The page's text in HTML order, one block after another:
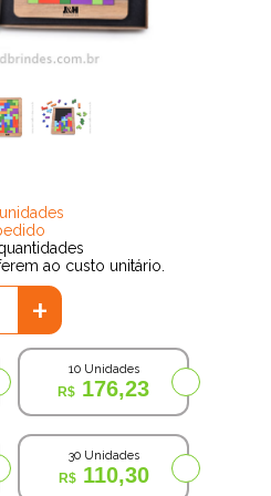
ao custo unitário.
+
10 Unidades
176,23
30 Unidades
110,30